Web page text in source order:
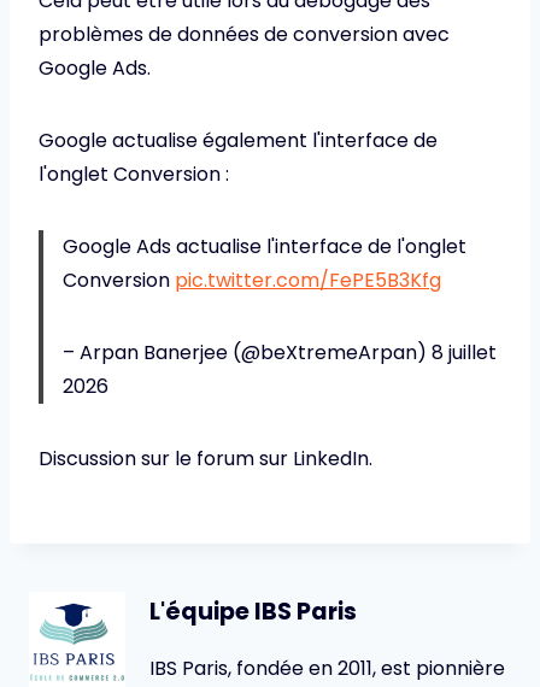
problèmes de données de conversion avec
Google Ads.
Google actualise également l'interface de
l'onglet Conversion :
Google Ads actualise l'interface de l'onglet
Conversion pic.twitter.com/FePE5B3Kfg
– Arpan Banerjee (@beXtremeArpan) 8 juillet
2026
Discussion sur le forum sur LinkedIn.
L'équipe IBS Paris
IBS Paris, fondée en 2011, est pionnière